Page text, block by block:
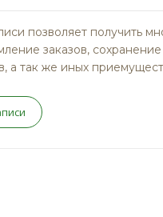
позволяет получить
заказов,
а так же иных